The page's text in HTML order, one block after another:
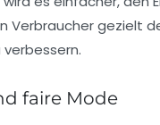
Verbraucher gezielt
faire Mode